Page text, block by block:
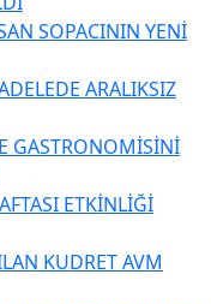
SOPACININ YENİ
ARALIKSIZ
GASTRONOMİSİNİ
ETKİNLİĞİ
KUDRET AVM